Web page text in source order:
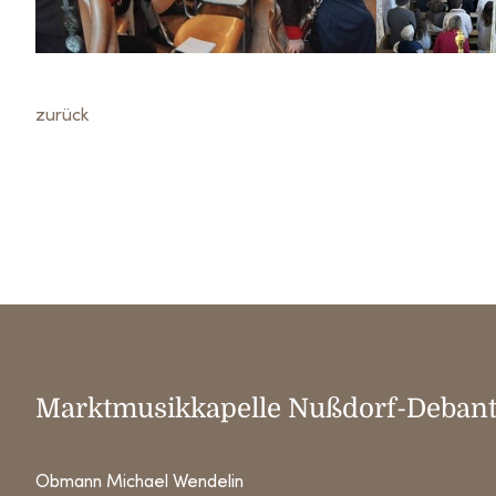
zurück
Marktmusikkapelle Nußdorf-Debant
Obmann Michael Wendelin